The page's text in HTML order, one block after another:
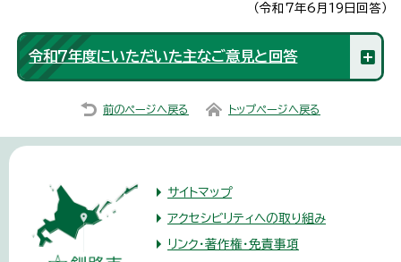
（令和7年6月19日回答）
令和7年度にいただいた主なご意見と回答
前のページへ戻る トップページへ戻る
サイトマップ
アクセシビリティへの取り組み
リンク・著作権・免責事項